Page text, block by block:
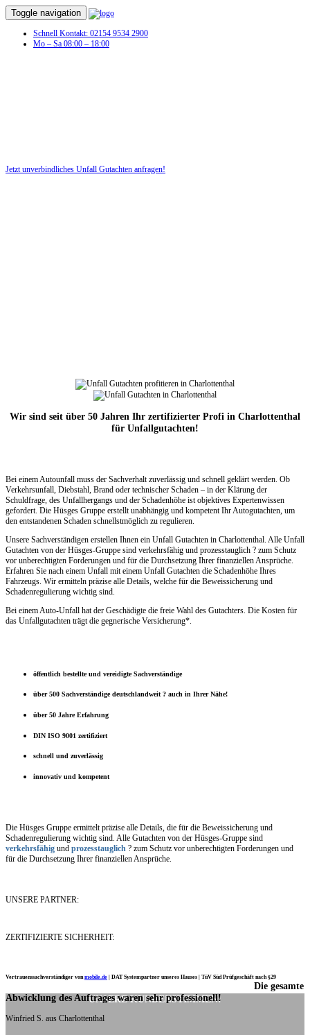
Toggle navigation
Schnell Kontakt: 02154 9534 2900
Mo – Sa 08:00 – 18:00
Jetzt unverbindliches Unfall Gutachten anfragen!
Wir sind seit über 50 Jahren Ihr zertifizierter Profi in Charlottenthal
für Unfallgutachten!
Bei einem Autounfall muss der Sachverhalt zuverlässig und schnell geklärt werden. Ob
Verkehrsunfall, Diebstahl, Brand oder technischer Schaden – in der Klärung der
Schuldfrage, des Unfallhergangs und der Schadenhöhe ist objektives Expertenwissen
gefordert. Die Hüsges Gruppe erstellt unabhängig und kompetent Ihr Autogutachten, um
den entstandenen Schaden schnellstmöglich zu regulieren.
Unsere Sachverständigen erstellen Ihnen ein Unfall Gutachten in Charlottenthal. Alle Unfall
Gutachten von der Hüsges-Gruppe sind verkehrsfähig und prozesstauglich ? zum Schutz
vor unberechtigten Forderungen und für die Durchsetzung Ihrer finanziellen Ansprüche.
Erfahren Sie nach einem Unfall mit einem Unfall Gutachten die Schadenhöhe Ihres
Fahrzeugs. Wir ermitteln präzise alle Details, welche für die Beweissicherung und
Schadenregulierung wichtig sind.
Bei einem Auto-Unfall hat der Geschädigte die freie Wahl des Gutachters. Die Kosten für
das Unfallgutachten trägt die gegnerische Versicherung*.
öffentlich bestellte und vereidigte Sachverständige
über 500 Sachverständige deutschlandweit ? auch in Ihrer Nähe!
über 50 Jahre Erfahrung
DIN ISO 9001 zertifiziert
schnell und zuverlässig
innovativ und kompetent
Die Hüsges Gruppe ermittelt präzise alle Details, die für die Beweissicherung und
Schadenregulierung wichtig sind. Alle Gutachten von der Hüsges-Gruppe sind
verkehrsfähig und prozesstauglich ? zum Schutz vor unberechtigten Forderungen und
für die Durchsetzung Ihrer finanziellen Ansprüche.
UNSERE PARTNER:
ZERTIFIZIERTE SICHERHEIT:
Vertrauenssachverständiger vonmobile.de DAT Systempartner unseres Hauses | TüV Süd Prüfgeschäft nach §29
UNSERE KUNDENSTIMMEN:
Die gesamte
Abwicklung des Auftrages waren sehr professionell!
Winfried S. aus Charlottenthal